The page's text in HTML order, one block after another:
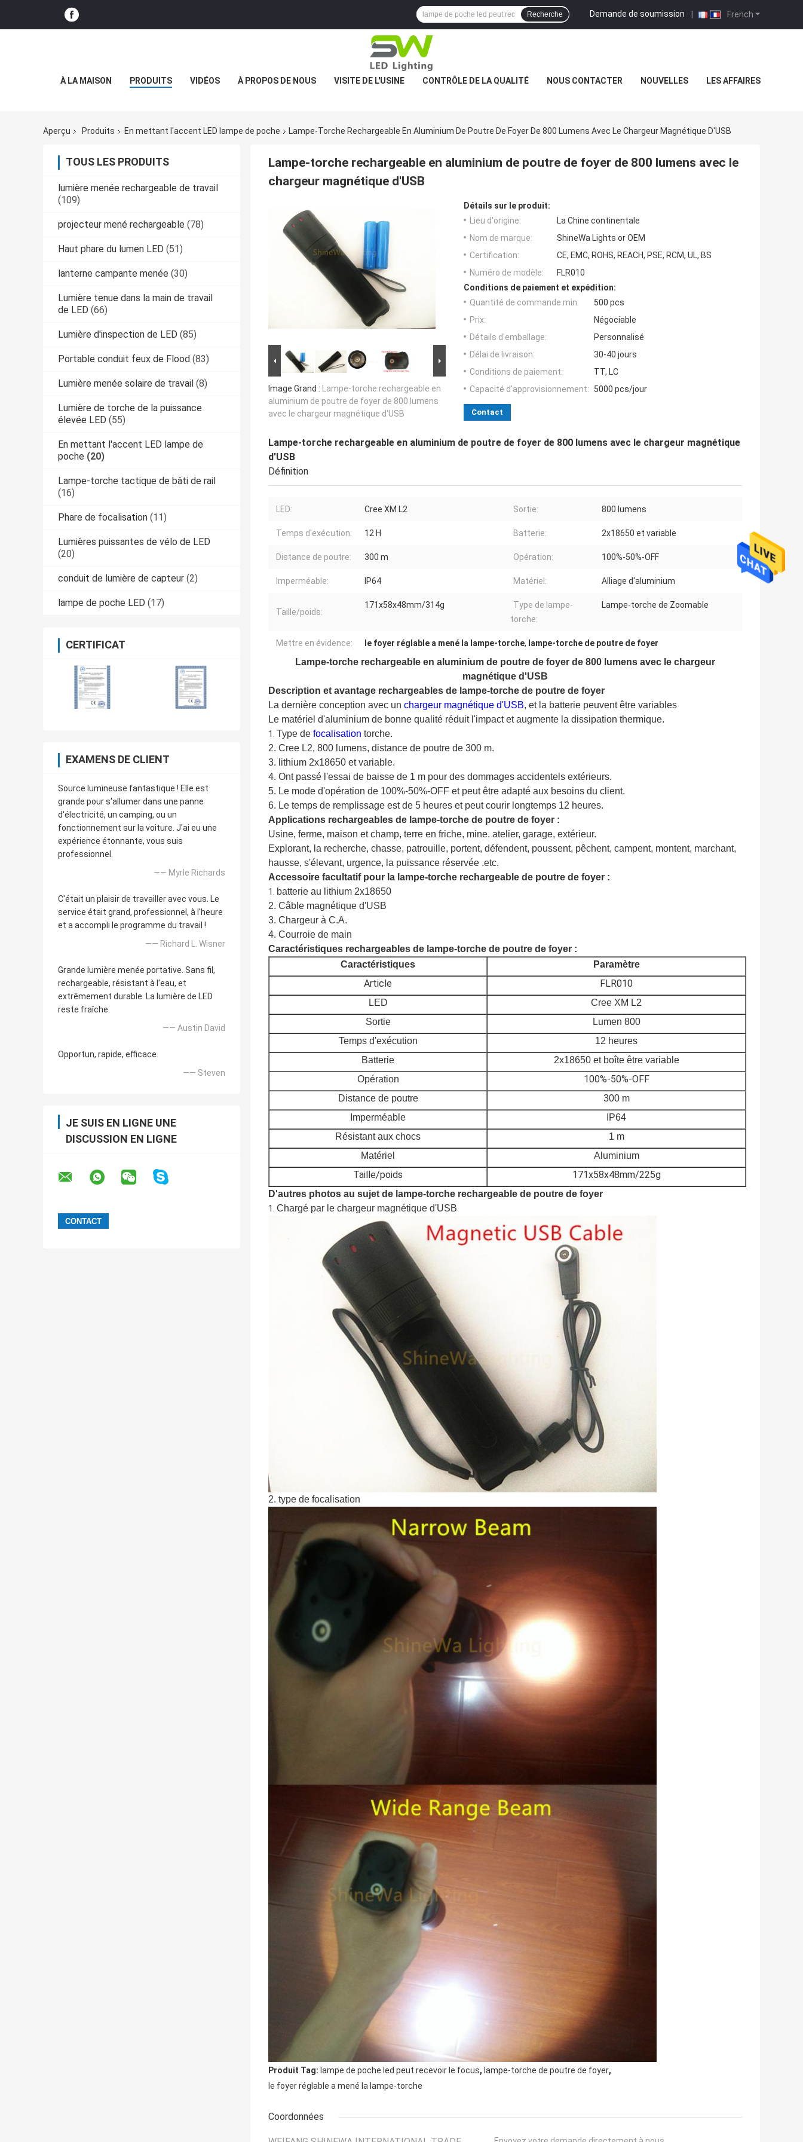
French
Demande de soumission |
Recherche
À LA MAISON PRODUITS VIDÉOS À PROPOS DE NOUS VISITE DE L'USINE CONTRÔLE DE LA QUALITÉ NOUS CONTACTER NOUVELLES LES AFFAIRES
Aperçu Produits En mettant l'accent LED lampe de poche Lampe-Torche Rechargeable En Aluminium De Poutre De Foyer De 800 Lumens Avec Le Chargeur Magnétique D'USB
TOUS LES PRODUITS
lumière menée rechargeable de travail
(109)
projecteur mené rechargeable (78)
Haut phare du lumen LED (51)
lanterne campante menée (30)
Lumière tenue dans la main de travail
de LED (66)
Lumière d'inspection de LED (85)
Portable conduit feux de Flood (83)
Lumière menée solaire de travail (8)
Lumière de torche de la puissance
élevée LED (55)
En mettant l'accent LED lampe de
poche (20)
Lampe-torche tactique de bâti de rail
(16)
Phare de focalisation (11)
Lumières puissantes de vélo de LED
(20)
conduit de lumière de capteur (2)
lampe de poche LED (17)
CERTIFICAT
EXAMENS DE CLIENT
Source lumineuse fantastique ! Elle est
grande pour s'allumer dans une panne
d'électricité, un camping, ou un
fonctionnement sur la voiture. J'ai eu une
expérience étonnante, vous suis
professionnel.
—— Myrle Richards
C'était un plaisir de travailler avec vous. Le
service était grand, professionnel, à l'heure
et a accompli le programme du travail !
—— Richard L. Wisner
Grande lumière menée portative. Sans fil,
rechargeable, résistant à l'eau, et
extrêmement durable. La lumière de LED
reste fraîche.
—— Austin David
Opportun, rapide, efficace.
—— Steven
JE SUIS EN LIGNE UNE
DISCUSSION EN LIGNE
Lampe-torche rechargeable en aluminium de poutre de foyer de 800 lumens avec le
chargeur magnétique d'USB
Image Grand : Lampe-torche rechargeable en
aluminium de poutre de foyer de 800 lumens
avec le chargeur magnétique d'USB
Détails sur le produit:
Lieu d'origine:
La Chine continentale
Nom de marque:
ShineWa Lights or OEM
Certification:
CE, EMC, ROHS, REACH, PSE, RCM, UL, BS
Numéro de modèle:
FLR010
Conditions de paiement et expédition:
Quantité de commande min:
500 pcs
Prix:
Négociable
Détails d'emballage:
Personnalisé
Délai de livraison:
30-40 jours
Conditions de paiement:
TT, LC
Capacité d'approvisionnement:
5000 pcs/jour
Contact
Lampe-torche rechargeable en aluminium de poutre de foyer de 800 lumens avec le chargeur magnétique
d'USB
Définition
LED: Cree XM L2 Sortie: 800 lumens
Temps d'exécution: 12 H Batterie: 2x18650 et variable
Distance de poutre: 300 m Opération: 100%-50%-OFF
Imperméable: IP64 Matériel: Alliage d'aluminium
Taille/poids:
171x58x48mm/314g
Type de lampe-
torche:
Lampe-torche de Zoomable
Mettre en évidence: le foyer réglable a mené la lampe-torche, lampe-torche de poutre de foyer
Lampe-torche rechargeable en aluminium de poutre de foyer de 800 lumens avec le chargeur
magnétique d'USB
Description et avantage rechargeables de lampe-torche de poutre de foyer
La dernière conception avec un chargeur magnétique d'USB, et la batterie peuvent être variables
Le matériel d'aluminium de bonne qualité réduit l'impact et augmente la dissipation thermique.
1. Type de focalisation torche.
2. Cree L2, 800 lumens, distance de poutre de 300 m.
3. lithium 2x18650 et variable.
4. Ont passé l'essai de baisse de 1 m pour des dommages accidentels extérieurs.
5. Le mode d'opération de 100%-50%-OFF et peut être adapté aux besoins du client.
6. Le temps de remplissage est de 5 heures et peut courir longtemps 12 heures.
Applications rechargeables de lampe-torche de poutre de foyer :
Usine, ferme, maison et champ, terre en friche, mine. atelier, garage, extérieur.
Explorant, la recherche, chasse, patrouille, portent, défendent, poussent, pêchent, campent, montent, marchant,
hausse, s'élevant, urgence, la puissance réservée .etc.
Accessoire facultatif pour la lampe-torche rechargeable de poutre de foyer :
1. batterie au lithium 2x18650
2. Câble magnétique d'USB
3. Chargeur à C.A.
4. Courroie de main
Caractéristiques rechargeables de lampe-torche de poutre de foyer :
Caractéristiques
Paramètre
Article FLR010
LED
Cree XM L2
Sortie
Lumen 800
Temps d'exécution
12 heures
Batterie
2x18650 et boîte être variable
Opération
100%-50%-OFF
Distance de poutre
300 m
Imperméable
IP64
Résistant aux chocs
1 m
Matériel
Aluminium
Taille/poids 171x58x48mm/225g
D'autres photos au sujet de lampe-torche rechargeable de poutre de foyer
1. Chargé par le chargeur magnétique d'USB
2. type de focalisation
Produit Tag: lampe de poche led peut recevoir le focus, lampe-torche de poutre de foyer,
le foyer réglable a mené la lampe-torche
Coordonnées